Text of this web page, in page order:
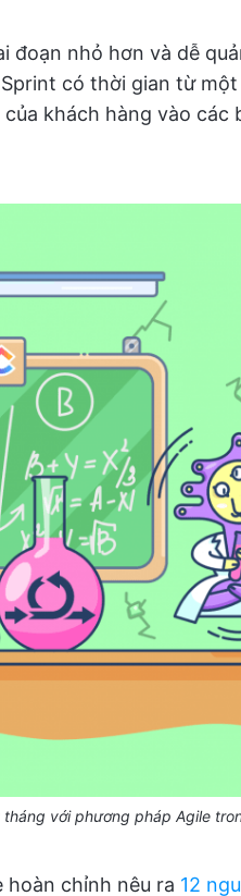
đoạn nhỏ hơn và dễ
có thời gian từ
khách hàng vào các
với phương pháp Agile
chỉnh nêu ra 12